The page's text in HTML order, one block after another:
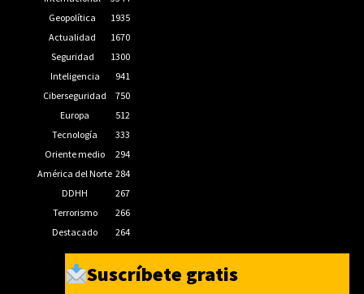
Geopolítica
1935
Actualidad
1670
Seguridad
1300
Inteligencia
941
Ciberseguridad
750
Europa
512
Tecnología
333
Oriente medio
294
América del Norte 284
DDHH
267
Terrorismo
266
Destacado
264
Suscríbete gratis